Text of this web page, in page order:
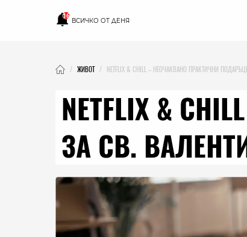
16
ВСИЧКО ОТ ДЕНЯ
ЖИВОТ NETFLIX & CHILL – НЕОЧАКВАНО ПРАКТИЧНИ
NETFLIX &
ЗА СВ.